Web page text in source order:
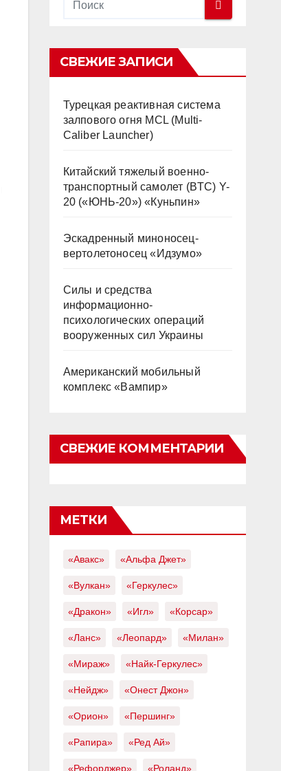
СВЕЖИЕ ЗАПИСИ
Турецкая реактивная система
залпового огня MCL (Multi-
Caliber Launcher)
Китайский тяжелый военно-
транспортный самолет (BTC) Y-
20 («ЮНЬ-20») «Куньпин»
Эскадренный миноносец-
вертолетоносец «Идзумо»
Силы и средства
информационно-
психологических операций
вооруженных сил Украины
Американский мобильный
комплекс «Вампир»
СВЕЖИЕ КОММЕНТАРИИ
МЕТКИ
«Авакс» «Альфа Джет»
«Вулкан» «Геркулес»
«Дракон» «Игл» «Корсар»
«Ланс» «Леопард» «Милан»
«Мираж» «Найк-Геркулес»
«Нейдж» «Онест Джон»
«Орион» «Першинг»
«Рапира» «Ред Ай»
«Рефорджер» «Роланд»